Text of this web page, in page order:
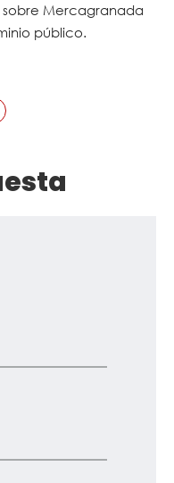
Mercagranada
público.